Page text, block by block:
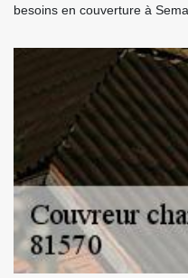
besoins en couverture à